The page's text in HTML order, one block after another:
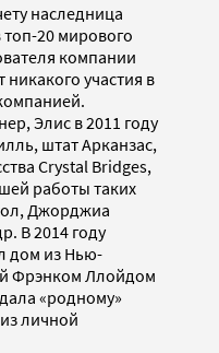
наследница
20 мирового
компании
участия в
Элис в 2011 году
штат Арканзас,
Crystal Bridges,
работы таких
Джорджиа
В 2014 году
дом из Нью-
Фрэнком Ллойдом
«родному»
личной